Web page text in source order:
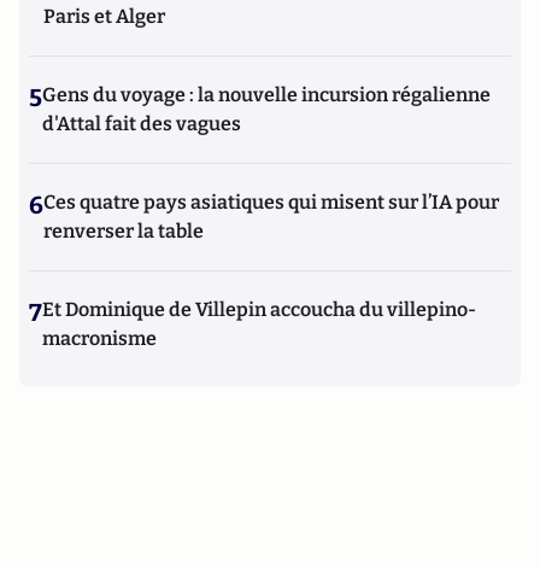
Paris et Alger
5Gens du voyage : la nouvelle incursion régalienne
d'Attal fait des vagues
6Ces quatre pays asiatiques qui misent sur l’IA pour
renverser la table
7Et Dominique de Villepin accoucha du villepino-
macronisme